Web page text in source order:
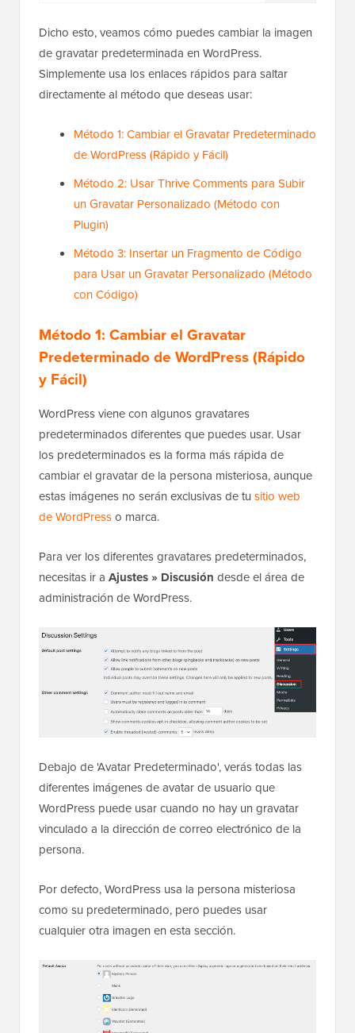
Dicho esto, veamos cómo puedes cambiar la imagen
de gravatar predeterminada en WordPress.
Simplemente usa los enlaces rápidos para saltar
directamente al método que deseas usar:
Método 1: Cambiar el Gravatar Predeterminado
de WordPress (Rápido y Fácil)
Método 2: Usar Thrive Comments para Subir
un Gravatar Personalizado (Método con
Plugin)
Método 3: Insertar un Fragmento de Código
para Usar un Gravatar Personalizado (Método
con Código)
Método 1: Cambiar el Gravatar
Predeterminado de WordPress (Rápido
y Fácil)
WordPress viene con algunos gravatares
predeterminados diferentes que puedes usar. Usar
los predeterminados es la forma más rápida de
cambiar el gravatar de la persona misteriosa, aunque
estas imágenes no serán exclusivas de tu sitio web
de WordPresso marca.
Para ver los diferentes gravatares predeterminados,
necesitas ir a Ajustes » Discusión desde el área de
administración de WordPress.
Debajo de 'Avatar Predeterminado', verás todas las
diferentes imágenes de avatar de usuario que
WordPress puede usar cuando no hay un gravatar
vinculado a la dirección de correo electrónico de la
persona.
Por defecto, WordPress usa la persona misteriosa
como su predeterminado, pero puedes usar
cualquier otra imagen en esta sección.